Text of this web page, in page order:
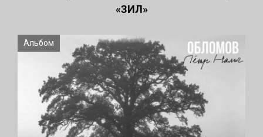
«ЗИЛ»
Альбом